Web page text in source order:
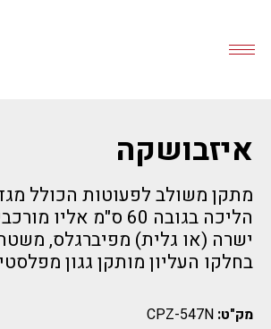
איזבושקה
מתקן משולב לפעוטות הכולל
הליכה בגובה 60 ס"מ
ישרה (או גלית) מפיברגלס,
בחלקו העליון מותקן גגון
מק"ט: